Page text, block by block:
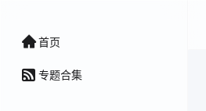
首页
专题合集